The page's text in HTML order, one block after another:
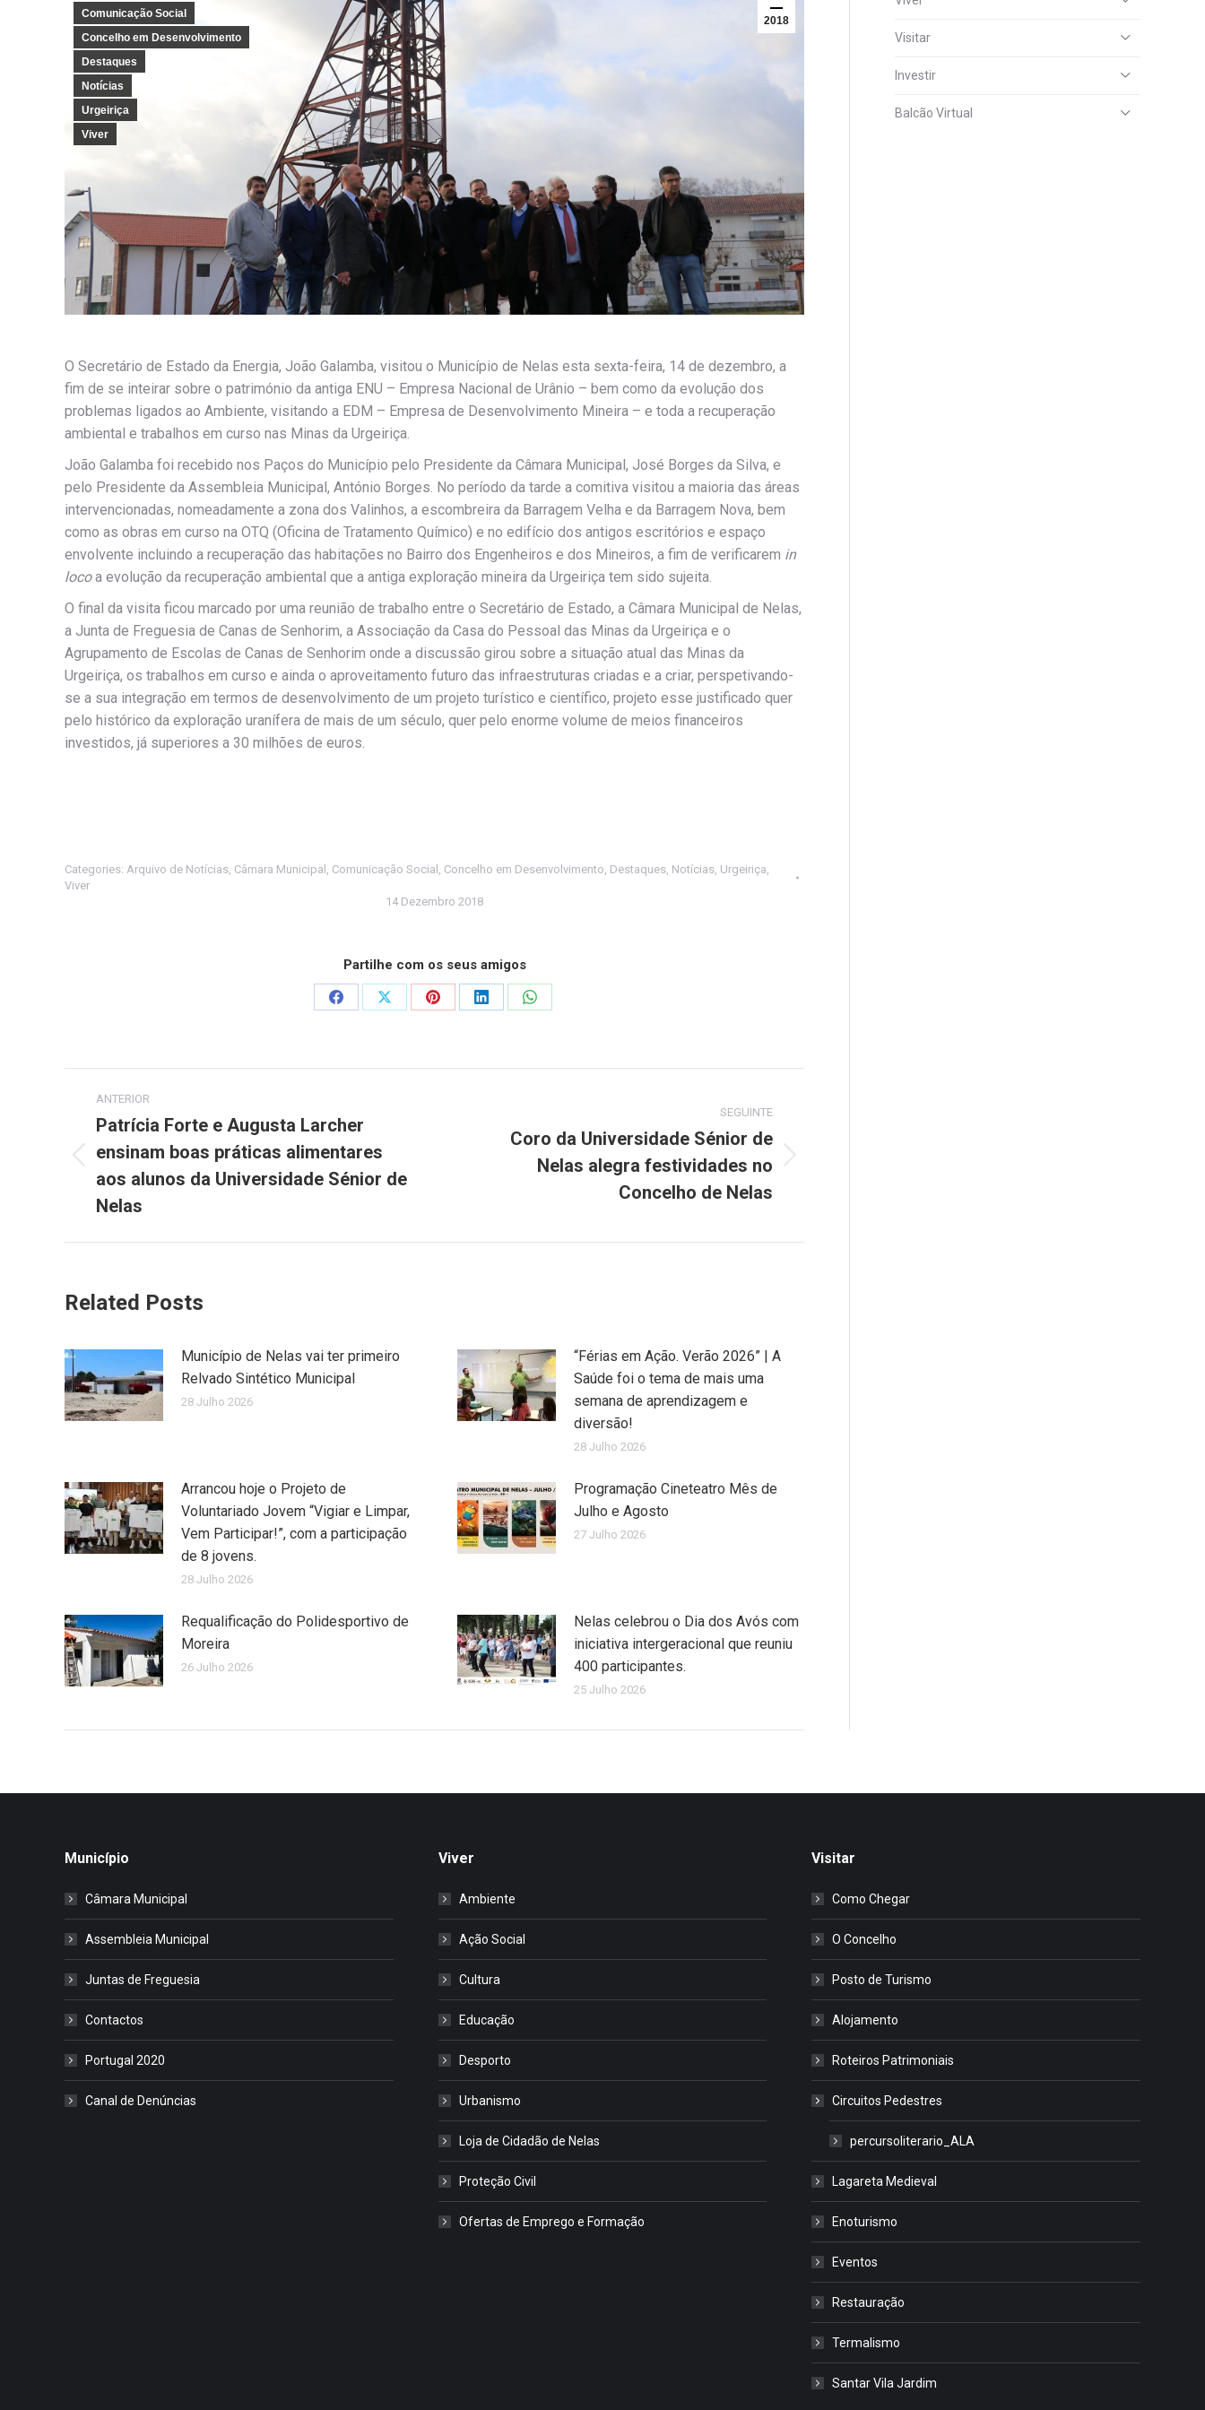
2018
Comunicação Social
Concelho em Desenvolvimento
Destaques
Notícias
Urgeiriça
Viver
O Secretário de Estado da Energia, João Galamba, visitou o Município de Nelas esta sexta-feira, 14 de dezembro, a
fim de se inteirar sobre o património da antiga ENU – Empresa Nacional de Urânio – bem como da evolução dos
problemas ligados ao Ambiente, visitando a EDM – Empresa de Desenvolvimento Mineira – e toda a recuperação
ambiental e trabalhos em curso nas Minas da Urgeiriça.
João Galamba foi recebido nos Paços do Município pelo Presidente da Câmara Municipal, José Borges da Silva, e
pelo Presidente da Assembleia Municipal, António Borges. No período da tarde a comitiva visitou a maioria das áreas
intervencionadas, nomeadamente a zona dos Valinhos, a escombreira da Barragem Velha e da Barragem Nova, bem
como as obras em curso na OTQ (Oficina de Tratamento Químico) e no edifício dos antigos escritórios e espaço
envolvente incluindo a recuperação das habitações no Bairro dos Engenheiros e dos Mineiros, a fim de verificarem in
locoa evolução da recuperação ambiental que a antiga exploração mineira da Urgeiriça tem sido sujeita.
O final da visita ficou marcado por uma reunião de trabalho entre o Secretário de Estado, a Câmara Municipal de Nelas,
a Junta de Freguesia de Canas de Senhorim, a Associação da Casa do Pessoal das Minas da Urgeiriça e o
Agrupamento de Escolas de Canas de Senhorim onde a discussão girou sobre a situação atual das Minas da
Urgeiriça, os trabalhos em curso e ainda o aproveitamento futuro das infraestruturas criadas e a criar, perspetivando-
se a sua integração em termos de desenvolvimento de um projeto turístico e científico, projeto esse justificado quer
pelo histórico da exploração uranífera de mais de um século, quer pelo enorme volume de meios financeiros
investidos, já superiores a 30 milhões de euros.
Categories: Arquivo de Notícias Câmara Municipal Comunicação Social Concelho em Desenvolvimento Destaques Notícias Urgeiriça
Viver
14 Dezembro 2018
Partilhe com os seus amigos
Share
Share
Share
Share
Share
Post
navigation
ANTERIOR
post:
Patrícia Forte e Augusta Larcher
ensinam boas práticas alimentares
aos alunos da Universidade Sénior de
Nelas
SEGUINTE
Coro da Universidade Sénior de
Nelas alegra festividades no
Concelho de Nelas
Related Posts
Município de Nelas vai ter primeiro
Relvado Sintético Municipal
28 Julho 2026
“Férias em Ação. Verão 2026” | A
Saúde foi o tema de mais uma
semana de aprendizagem e
diversão!
28 Julho 2026
Arrancou hoje o Projeto de
Voluntariado Jovem “Vigiar e Limpar,
Vem Participar!”, com a participação
de 8 jovens.
28 Julho 2026
Programação Cineteatro Mês de
Julho e Agosto
27 Julho 2026
Requalificação do Polidesportivo de
Moreira
26 Julho 2026
Nelas celebrou o Dia dos Avós com
iniciativa intergeracional que reuniu
400 participantes.
25 Julho 2026
Visitar
Investir
Balcão Virtual
Município
Câmara Municipal
Assembleia Municipal
Juntas de Freguesia
Contactos
Portugal 2020
Canal de Denúncias
Viver
Ambiente
Ação Social
Cultura
Educação
Desporto
Urbanismo
Loja de Cidadão de Nelas
Proteção Civil
Ofertas de Emprego e Formação
Visitar
Como Chegar
O Concelho
Posto de Turismo
Alojamento
Roteiros Patrimoniais
Circuitos Pedestres
percursoliterario_ALA
Lagareta Medieval
Enoturismo
Eventos
Restauração
Termalismo
Santar Vila Jardim